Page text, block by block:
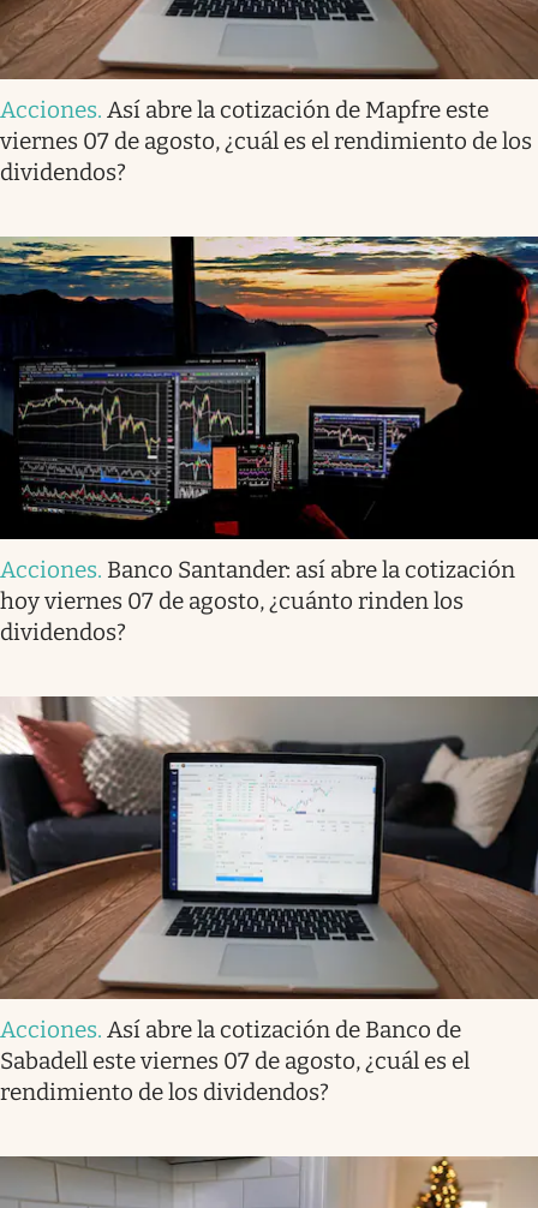
Acciones. Así abre la cotización de Mapfre este
viernes 07 de agosto, ¿cuál es el rendimiento de los
dividendos?
Acciones. Banco Santander: así abre la cotización
hoy viernes 07 de agosto, ¿cuánto rinden los
dividendos?
Acciones. Así abre la cotización de Banco de
Sabadell este viernes 07 de agosto, ¿cuál es el
rendimiento de los dividendos?